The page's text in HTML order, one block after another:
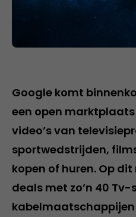
Google komt
een open
video’s van
sportwedstrijden,
kopen of huren. Op
deals met zo’n 40